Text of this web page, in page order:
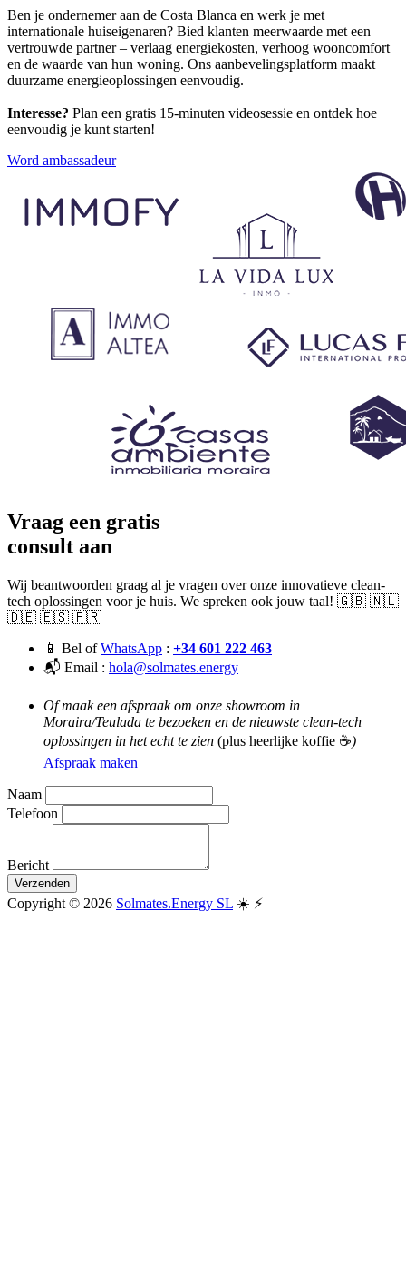
Ben je ondernemer aan de Costa Blanca en werk je met
internationale huiseigenaren? Bied klanten meerwaarde met een
vertrouwde partner – verlaag energiekosten, verhoog wooncomfort
en de waarde van hun woning. Ons aanbevelingsplatform maakt
duurzame energieoplossingen eenvoudig.
Interesse? Plan een gratis 15-minuten videosessie en ontdek hoe
eenvoudig je kunt starten!
Word ambassadeur
Vraag een gratis
consult aan
Wij beantwoorden graag al je vragen over onze innovatieve clean-
tech oplossingen voor je huis. We spreken ook jouw taal! 🇬🇧 🇳🇱
🇩🇪 🇪🇸 🇫🇷
📱 Bel ofWhatsApp : +34 601 222 463
📬 Email : hola@solmates.energy
Of maak een afspraak om onze showroom in
Moraira/Teulada te bezoeken en de nieuwste clean-tech
oplossingen in het echt te zien (plus heerlijke koffie ☕)
Afspraak maken
Naam
Telefoon
Bericht
Verzenden
Copyright © 2026 Solmates.Energy SL ☀️ ⚡